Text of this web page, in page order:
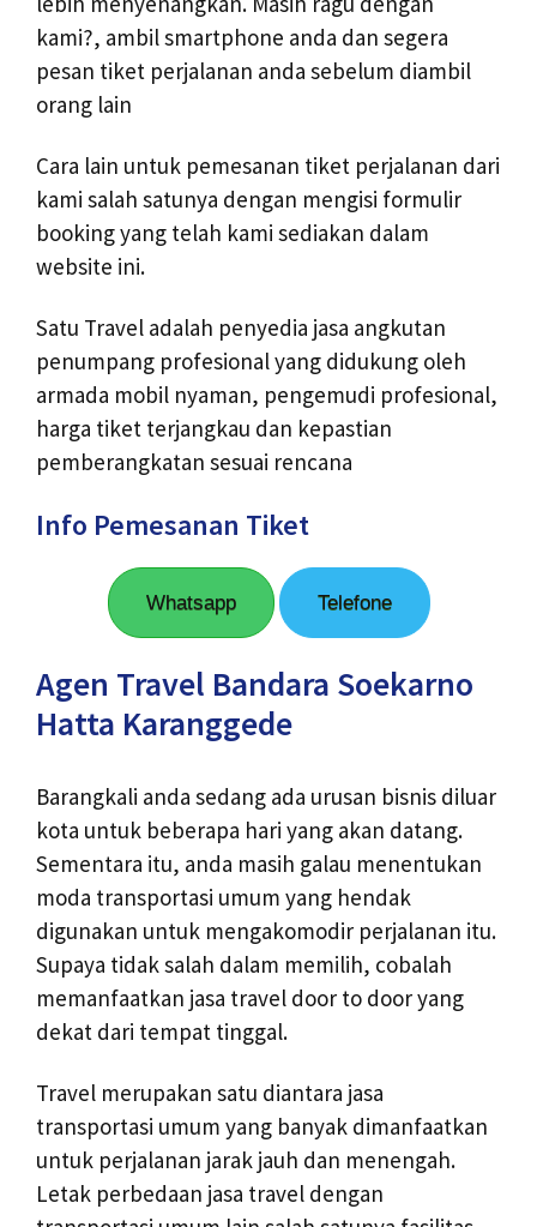
kami?, ambil smartphone anda dan segera
pesan tiket perjalanan anda sebelum diambil
orang lain
Cara lain untuk pemesanan tiket perjalanan dari
kami salah satunya dengan mengisi formulir
booking yang telah kami sediakan dalam
website ini.
Satu Travel adalah penyedia jasa angkutan
penumpang profesional yang didukung oleh
armada mobil nyaman, pengemudi profesional,
harga tiket terjangkau dan kepastian
pemberangkatan sesuai rencana
Info Pemesanan Tiket
Whatsapp Telefone
Agen Travel Bandara Soekarno
Hatta Karanggede
Barangkali anda sedang ada urusan bisnis diluar
kota untuk beberapa hari yang akan datang.
Sementara itu, anda masih galau menentukan
moda transportasi umum yang hendak
digunakan untuk mengakomodir perjalanan itu.
Supaya tidak salah dalam memilih, cobalah
memanfaatkan jasa travel door to door yang
dekat dari tempat tinggal.
Travel merupakan satu diantara jasa
transportasi umum yang banyak dimanfaatkan
untuk perjalanan jarak jauh dan menengah.
Letak perbedaan jasa travel dengan